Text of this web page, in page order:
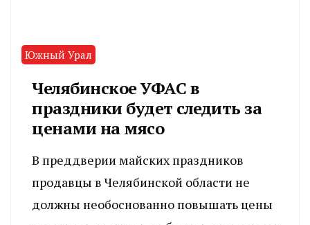
Южный Урал
Челябинское УФАС в
праздники будет следить за
ценами на мясо
В преддверии майских праздников
продавцы в Челябинской области не
должны необоснованно повышать цены